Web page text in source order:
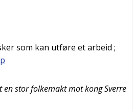
som kan utføre et arbeid ;
en stor folkemakt mot kong Sverre